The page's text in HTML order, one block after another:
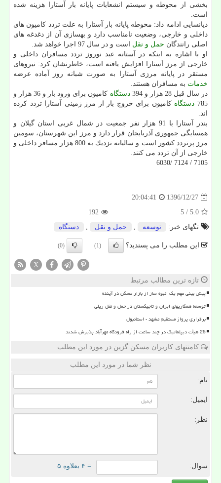
بخشی از محوطه و سیستم انشعابات پایانه بار آستارا هزینه شده
است.
دیانسایی ادامه داد: محوطه پایانه بار آستارا به علت تردد كامیون های
داخلی و خارجی، وضعیت نامناسب دارد و بهسازی آن از دغدغه های
اصلی رانندگان حمل و نقل است و در سال 97 اجرا خواهد شد.
او با اشاره به اینكه در آستانه عید نوروز تردد مسافران داخلی و
خارجی از مرز آستارا افزایش یافته است، خاطرنشان كرد: نیروهای
مستقر در پایانه مرزی آستارا به صورت شبانه روز آماده عرضه
خدمات به مسافران هستند.
در سال قبل 28 هزار و 394
دستگاه
كامیون برای ورود بار و 36 هزار و
785 دستگاه كامیون برای خروج بار از مرز زمینی آستارا تردد كرده
اند.
بندر آستارا با 91 هزار نفر جمعیت در شمال غربی استان گیلان و
همسایگی جمهوری آذربایجان قرار دارد و مرز این شهرستان، سومین
مرز پرتردد كشور است و سالیانه نزدیك به 800 هزار مسافر داخلی و
خارجی از آن تردد می كنند.
7105 / 7124 /6030
1396/12/27
20:04:41
5.0
/ 5
192
تگهای خبر:
توسعه , حمل و نقل , دستگاه
این مطلب را می پسندید؟ (1)
(0)
X
تازه ترین مطالب مرتبط
پیش بینی مهم یک انبوه ساز از بازار مسکن در آینده
توسعه همکاریهای ایران و تاجیکستان در حمل و نقل ریلی
برقراری پرواز مستقیم مشهد - استانبول
25 هیأت دیپلماتیک در چند ساعت از راه فرودگاه مهرآباد پذیرش شدند
کامنتهای کاربران مسکن گزین در مورد این مطلب
نظر شما در مورد این مطلب
نام:
ایمیل:
نظر:
سوال: = ۴ بعلاوه ۵